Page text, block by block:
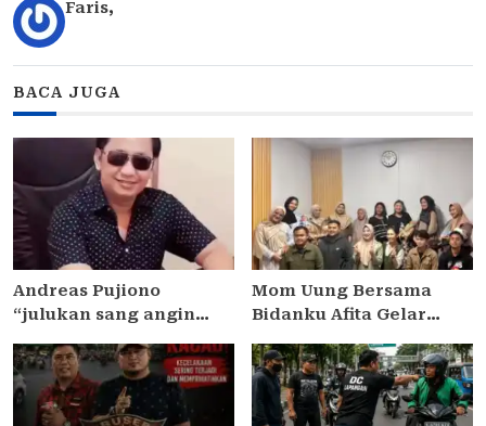
Faris,
BACA JUGA
Andreas Pujiono
“julukan sang angin
Satreskrim Polres
Madiun , ditengarai tipu
Masyarakat 3,5 Milliar
Mom Uung Bersama
Bidanku Afita Gelar
yang Benar dalam
Peringatan Pekan ASI
Sedunia 2026